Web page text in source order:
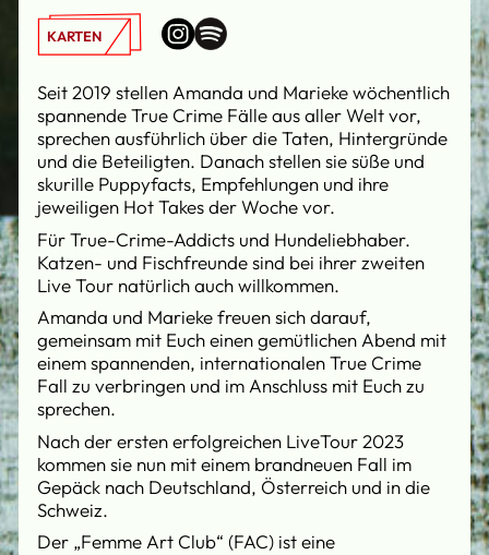
KARTEN
Seit 2019 stellen Amanda und Marieke wöchentlich
spannende True Crime Fälle aus aller Welt vor,
sprechen ausführlich über die Taten, Hintergründe
und die Beteiligten. Danach stellen sie süße und
skurille Puppyfacts, Empfehlungen und ihre
jeweiligen Hot Takes der Woche vor.
Für True-Crime-Addicts und Hundeliebhaber.
Katzen- und Fischfreunde sind bei ihrer zweiten
Live Tour natürlich auch willkommen.
Amanda und Marieke freuen sich darauf,
gemeinsam mit Euch einen gemütlichen Abend mit
einem spannenden, internationalen True Crime
Fall zu verbringen und im Anschluss mit Euch zu
sprechen.
Nach der ersten erfolgreichen LiveTour 2023
kommen sie nun mit einem brandneuen Fall im
Gepäck nach Deutschland, Österreich und in die
Schweiz.
Der „Femme Art Club“ (FAC) ist eine